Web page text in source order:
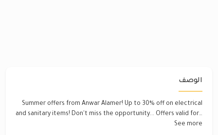
الوصف
Summer offers from Anwar Alamer! Up to 30% off on electrical
and sanitary items! Don't miss the opportunity... Offers valid for…
See more